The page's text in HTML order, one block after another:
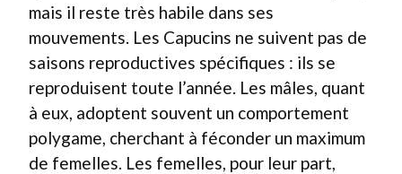
mais il reste très habile dans ses
mouvements. Les Capucins ne suivent pas de
saisons reproductives spécifiques : ils se
reproduisent toute l’année. Les mâles, quant
à eux, adoptent souvent un comportement
polygame, cherchant à féconder un maximum
de femelles. Les femelles, pour leur part,